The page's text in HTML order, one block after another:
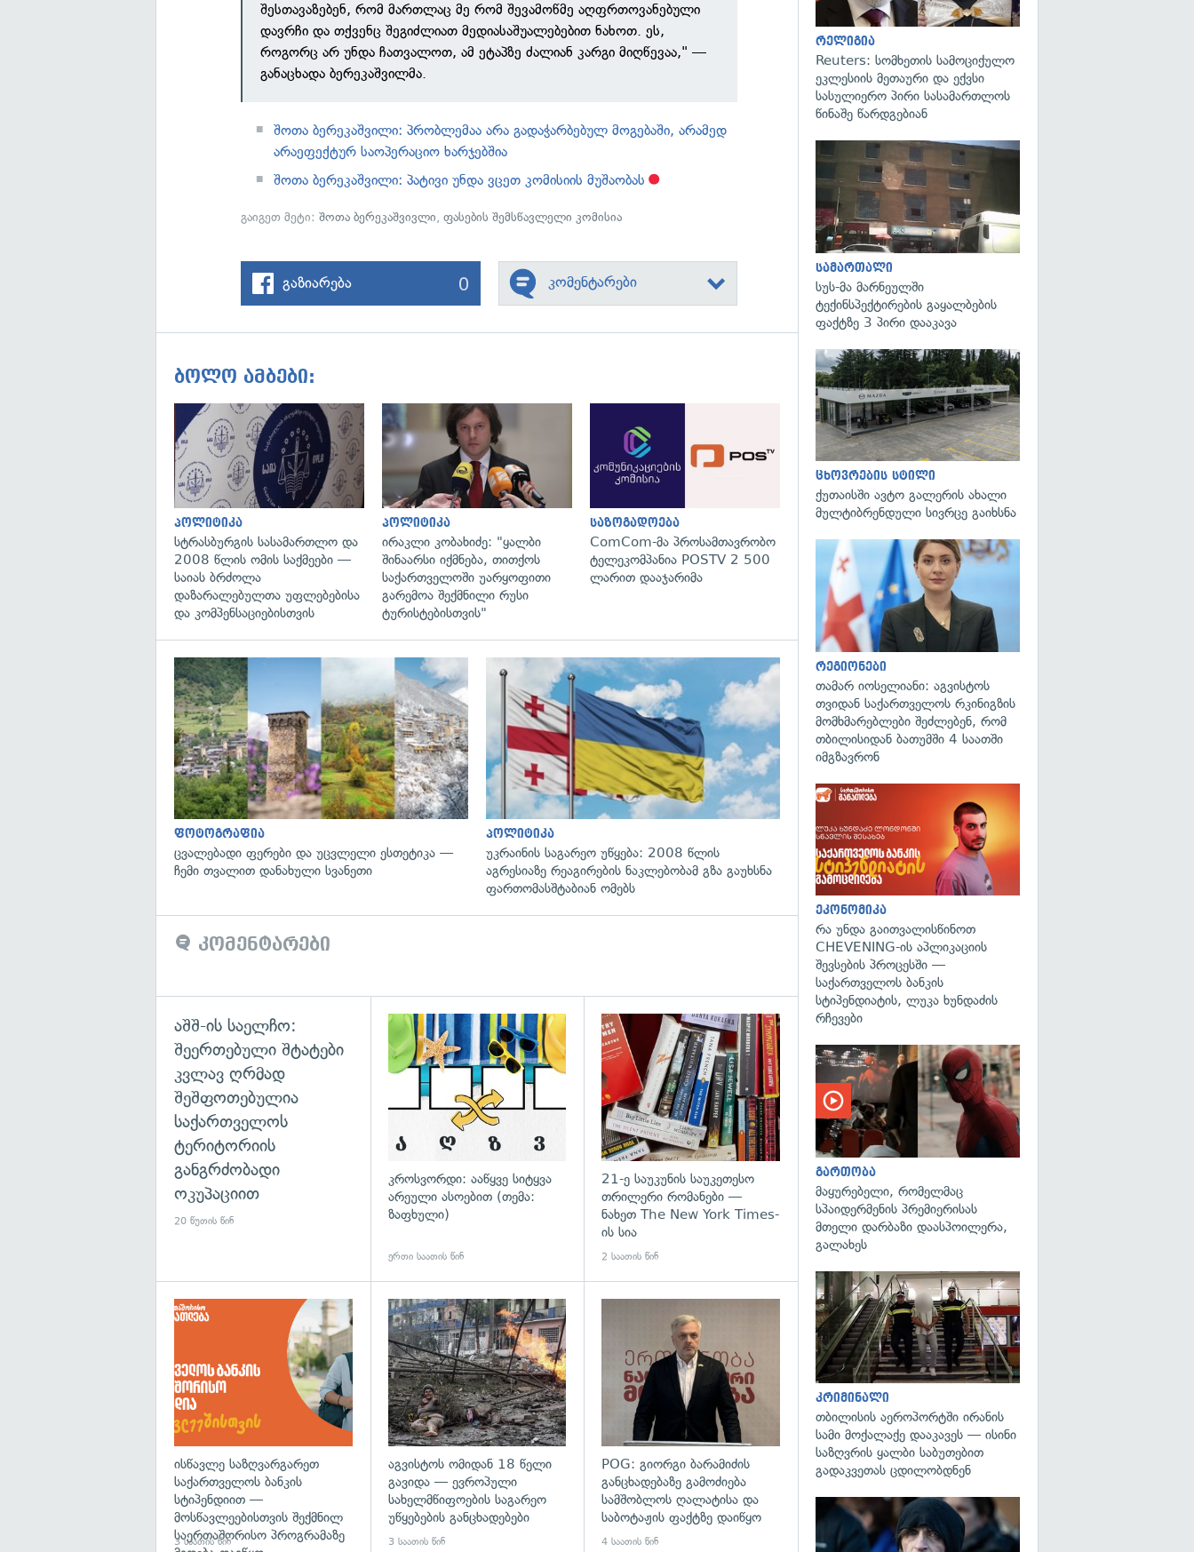
შესთავაზებენ, რომ მართლაც მე რომ შევამოწმე აღფრთოვანებული
დავრჩი და თქვენც შეგიძლიათ მედიასაშუალებებით ნახოთ. ეს,
როგორც არ უნდა ჩათვალოთ, ამ ეტაპზე ძალიან კარგი მიღწევაა," —
განაცხადა ბერეკაშვილმა.
შოთა ბერეკაშვილი: პრობლემაა არა გადაჭარბებულ მოგებაში, არამედ
არაეფექტურ საოპერაციო ხარჯებშია
შოთა ბერეკაშვილი: პატივი უნდა ვცეთ კომისიის მუშაობას
გაიგეთ მეტი:შოთა ბერეკაშვივლი,ფასების შემსწავლელი კომისია
გაზიარება 0 კომენტარები
ბოლო ამბები:
პოლიტიკა
სტრასბურგის სასამართლო და
2008 წლის ომის საქმეები —
საიას ბრძოლა
დაზარალებულთა უფლებებისა
და კომპენსაციებისთვის
პოლიტიკა
ირაკლი კობახიძე: "ყალბი
შინაარსი იქმნება, თითქოს
საქართველოში უარყოფითი
გარემოა შექმნილი რუსი
ტურისტებისთვის"
გადახედვა
საზოგადოება
ComCom-მა პროსამთავრობო
ტელეკომპანია POSTV 2 500
ლარით დააჯარიმა
გადახედვა
ფოტოგრაფია
ცვალებადი ფერები და უცვლელი ესთეტიკა —
ჩემი თვალით დანახული სვანეთი
პოლიტიკა
უკრაინის საგარეო უწყება: 2008 წლის
აგრესიაზე რეაგირების ნაკლებობამ გზა გაუხსნა
ფართომასშტაბიან ომებს
კომენტარები
აშშ-ის საელჩო:
შეერთებული შტატები
კვლავ ღრმად
შეშფოთებულია
საქართველოს
ტერიტორიის
განგრძობადი
ოკუპაციით
20 წუთის წინ
გადახედვა
კროსვორდი: ააწყვე სიტყვა
არეული ასოებით (თემა:
ზაფხული)
ერთი საათის წინ
21-ე საუკუნის საუკეთესო
თრილერი რომანები —
ნახეთ The New York Times-
ის სია
2 საათის წინ
ისწავლე საზღვარგარეთ
საქართველოს ბანკის
სტიპენდიით —
მოსწავლეებისთვის შექმნილ
საერთაშორისო პროგრამაზე
3 საათის წინ
აგვისტოს ომიდან 18 წელი
გავიდა — ევროპული
სახელმწიფოების საგარეო
უწყებების განცხადებები
3 საათის წინ
გადახედვა
POG: გიორგი ბარამიძის
განცხადებაზე გამოძიება
სამშობლოს ღალატისა და
საბოტაჟის ფაქტზე დაიწყო
4 საათის წინ
რელიგია
Reuters: სომხეთის სამოციქულო
ეკლესიის მეთაური და ექვსი
სასულიერო პირი სასამართლოს
წინაშე წარდგებიან
სამართალი
სუს-მა მარნეულში
ტექინსპექტირების გაყალბების
ფაქტზე 3 პირი დააკავა
ცხოვრების სტილი
ქუთაისში ავტო გალერის ახალი
მულტიბრენდული სივრცე გაიხსნა
რეგიონები
თამარ იოსელიანი: აგვისტოს
თვიდან საქართველოს რკინიგზის
მომხმარებლები შეძლებენ, რომ
თბილისიდან ბათუმში 4 საათში
იმგზავრონ
ეკონომიკა
რა უნდა გაითვალისწინოთ
CHEVENING-ის აპლიკაციის
შევსების პროცესში —
საქართველოს ბანკის
სტიპენდიატის, ლუკა ხუნდაძის
რჩევები
გართობა
მაყურებელი, რომელმაც
სპაიდერმენის პრემიერისას
მთელი დარბაზი დაასპოილერა,
გალახეს
კრიმინალი
თბილისის აეროპორტში ირანის
სამი მოქალაქე დააკავეს — ისინი
საზღვრის ყალბი საბუთებით
გადაკვეთას ცდილობდნენ